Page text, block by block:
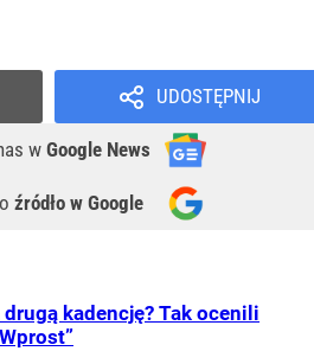
UDOSTĘPNIJ
w Google News
źródło w Google
kadencję? Tak ocenili